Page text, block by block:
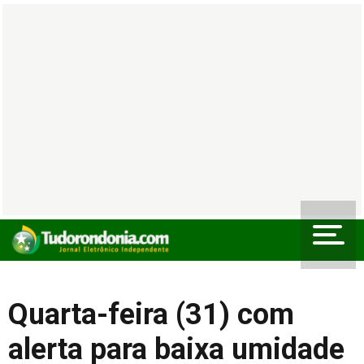
Quarta-feira (31) com
alerta para baixa umidade